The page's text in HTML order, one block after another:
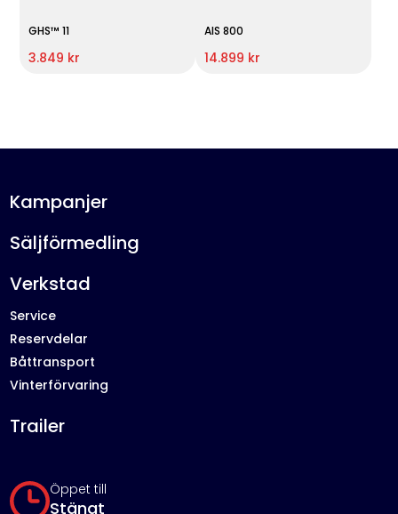
GHS™ 11
3.849 kr
AIS 800
14.899 kr
Öppet till
Stängt
Kampanjer
Säljförmedling
Verkstad
Service
Reservdelar
Båttransport
Vinterförvaring
Trailer